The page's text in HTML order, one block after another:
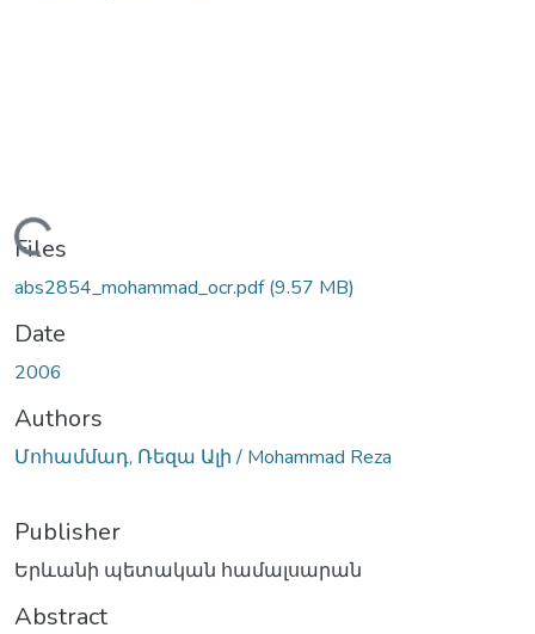
Loading...
Files
abs2854_mohammad_ocr.pdf(9.57 MB)
Date
2006
Authors
Մոհամմադ, Ռեզա Ալի / Mohammad Reza
Publisher
Երևանի պետական համալսարան
Abstract